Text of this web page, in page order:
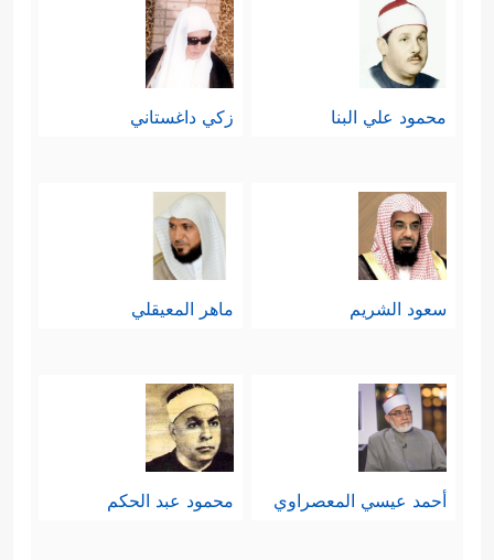
محمود علي البنا زكي داغستاني
سعود الشريم ماهر المعيقلي
أحمد عيسي المعصراوي محمود عبد الحكم